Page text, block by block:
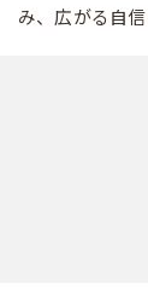
み、広がる自